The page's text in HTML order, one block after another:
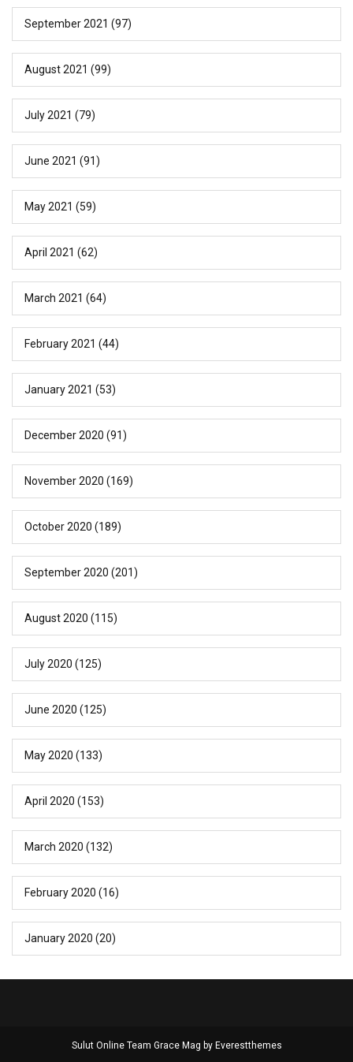
September 2021 (97)
August 2021 (99)
July 2021 (79)
June 2021 (91)
May 2021 (59)
April 2021 (62)
March 2021 (64)
February 2021 (44)
January 2021 (53)
December 2020 (91)
November 2020 (169)
October 2020 (189)
September 2020 (201)
August 2020 (115)
July 2020 (125)
June 2020 (125)
May 2020 (133)
April 2020 (153)
March 2020 (132)
February 2020 (16)
January 2020 (20)
Sulut Online Team Grace Mag by Everestthemes